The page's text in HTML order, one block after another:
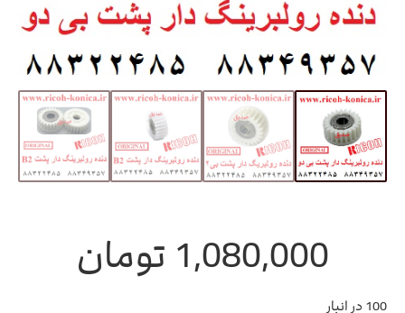
1,080,000 تومان
100 در انبار